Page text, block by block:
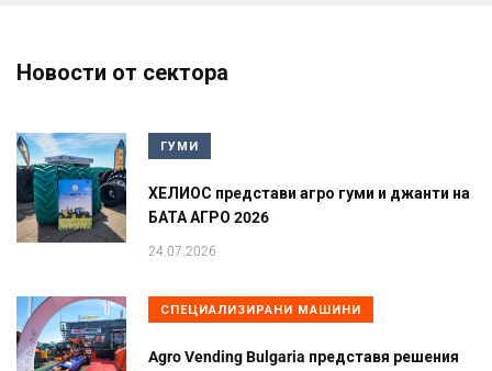
Новости от сектора
ГУМИ
ХЕЛИОС представи агро гуми и джанти на
БАТА АГРО 2026
24.07.2026
СПЕЦИАЛИЗИРАНИ МАШИНИ
Agro Vending Bulgaria представя решения